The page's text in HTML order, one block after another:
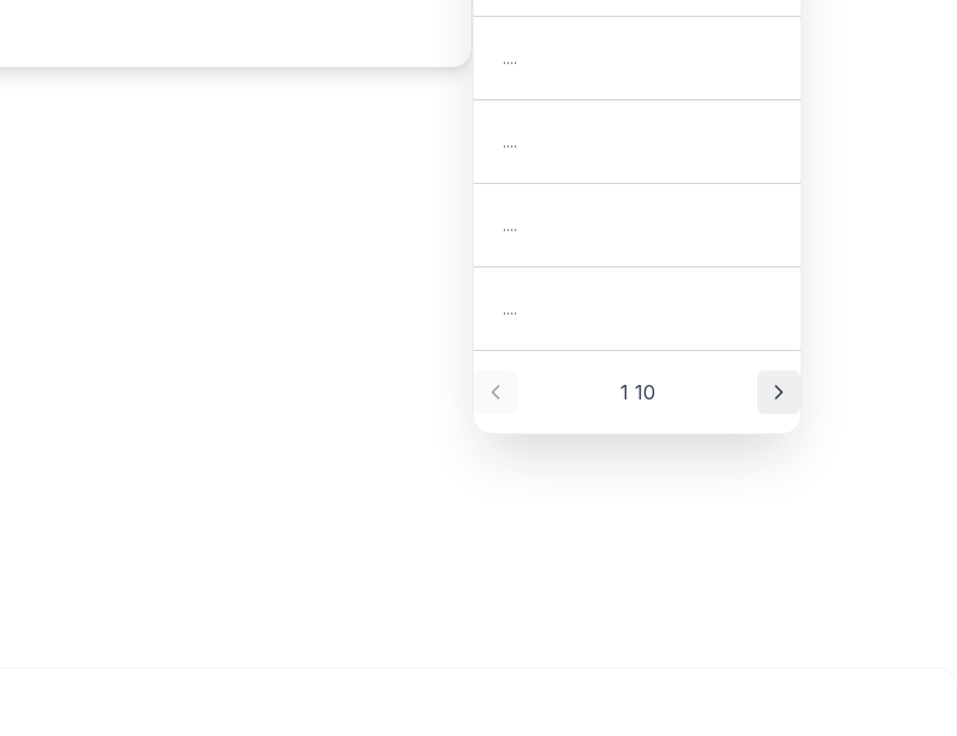
....
....
....
....
1 10